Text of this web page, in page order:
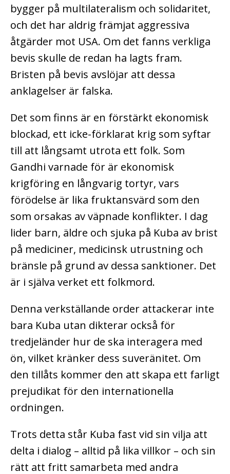
bygger på multilateralism och solidaritet,
och det har aldrig främjat aggressiva
åtgärder mot USA. Om det fanns verkliga
bevis skulle de redan ha lagts fram.
Bristen på bevis avslöjar att dessa
anklagelser är falska.
Det som finns är en förstärkt ekonomisk
blockad, ett icke-förklarat krig som syftar
till att långsamt utrota ett folk. Som
Gandhi varnade för är ekonomisk
krigföring en långvarig tortyr, vars
förödelse är lika fruktansvärd som den
som orsakas av väpnade konflikter. I dag
lider barn, äldre och sjuka på Kuba av brist
på mediciner, medicinsk utrustning och
bränsle på grund av dessa sanktioner. Det
är i själva verket ett folkmord.
Denna verkställande order attackerar inte
bara Kuba utan dikterar också för
tredjeländer hur de ska interagera med
ön, vilket kränker dess suveränitet. Om
den tillåts kommer den att skapa ett farligt
prejudikat för den internationella
ordningen.
Trots detta står Kuba fast vid sin vilja att
delta i dialog – alltid på lika villkor – och sin
rätt att fritt samarbeta med andra